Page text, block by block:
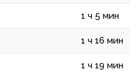
1 ч 5 мин
1 ч 16 мин
1 ч 19 мин